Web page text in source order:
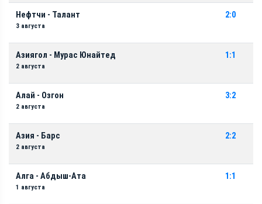
Нефтчи - Талант
3 августа
2:0
Азиягол - Мурас Юнайтед
2 августа
1:1
Алай - Озгон
2 августа
3:2
Азия - Барс
2 августа
2:2
Алга - Абдыш-Ата
1 августа
1:1